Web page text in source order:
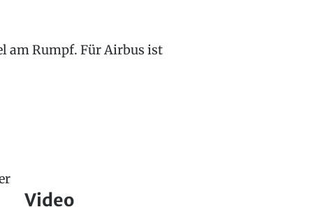
am Rumpf. Für Airbus ist
Video